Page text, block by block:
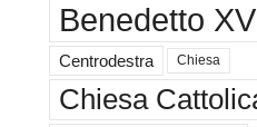
Benedetto
Centrodestra Chiesa
Chiesa